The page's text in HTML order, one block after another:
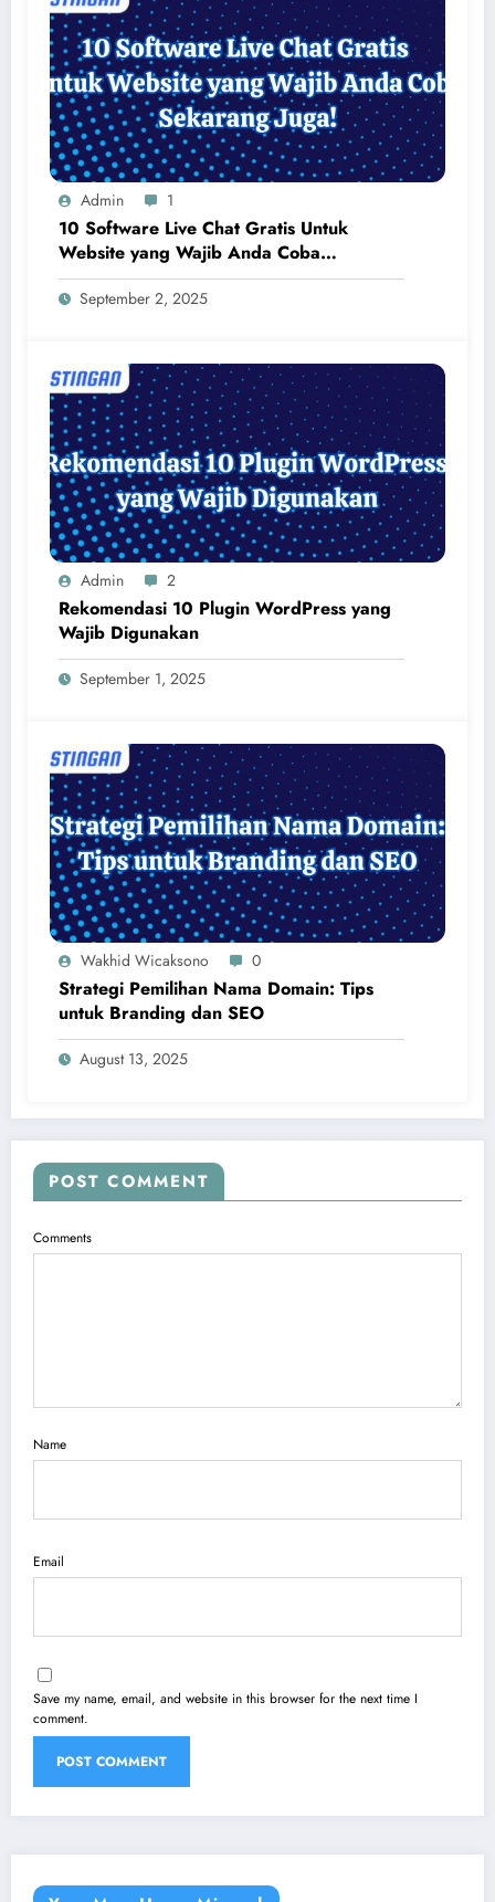
Admin 1
10 Software Live Chat Gratis Untuk
Website yang Wajib Anda Coba
Sekarang Juga!
September 2, 2025
Admin 2
Rekomendasi 10 Plugin WordPress yang
Wajib Digunakan
September 1, 2025
Wakhid Wicaksono 0
Strategi Pemilihan Nama Domain: Tips
untuk Branding dan SEO
August 13, 2025
POST COMMENT
Comments
Name
Email
Save my name, email, and website in this browser for the next time I
comment.